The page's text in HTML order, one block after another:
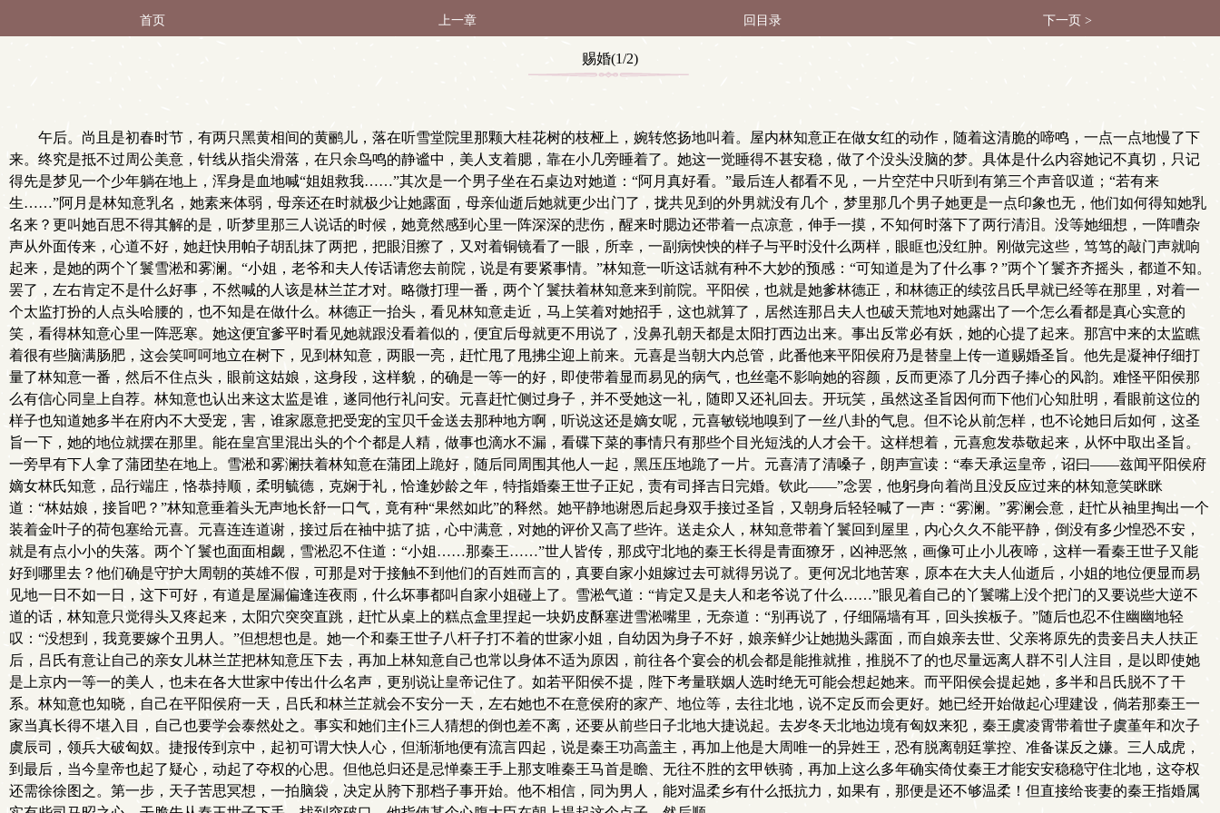
首页 上一章 回目录 下一页 >
赐婚(1/2)
午后。尚且是初春时节，有两只黑黄相间的黄鹂儿，落在听雪堂院里那颗大桂花树的枝桠上，婉转悠扬地叫着。屋内林知意正在做女红的动作，随着这清脆的啼鸣，一点一点地慢了下
来。终究是抵不过周公美意，针线从指尖滑落，在只余鸟鸣的静谧中，美人支着腮，靠在小几旁睡着了。她这一觉睡得不甚安稳，做了个没头没脑的梦。具体是什么内容她记不真切，只记
得先是梦见一个少年躺在地上，浑身是血地喊“姐姐救我……”其次是一个男子坐在石桌边对她道：“阿月真好看。”最后连人都看不见，一片空茫中只听到有第三个声音叹道；“若有来
生……”阿月是林知意乳名，她素来体弱，母亲还在时就极少让她露面，母亲仙逝后她就更少出门了，拢共见到的外男就没有几个，梦里那几个男子她更是一点印象也无，他们如何得知她乳
名来？更叫她百思不得其解的是，听梦里那三人说话的时候，她竟然感到心里一阵深深的悲伤，醒来时腮边还带着一点凉意，伸手一摸，不知何时落下了两行清泪。没等她细想，一阵嘈杂
声从外面传来，心道不好，她赶快用帕子胡乱抹了两把，把眼泪擦了，又对着铜镜看了一眼，所幸，一副病怏怏的样子与平时没什么两样，眼眶也没红肿。刚做完这些，笃笃的敲门声就响
起来，是她的两个丫鬟雪淞和雾澜。“小姐，老爷和夫人传话请您去前院，说是有要紧事情。”林知意一听这话就有种不大妙的预感：“可知道是为了什么事？”两个丫鬟齐齐摇头，都道不知。
罢了，左右肯定不是什么好事，不然喊的人该是林兰芷才对。略微打理一番，两个丫鬟扶着林知意来到前院。平阳侯，也就是她爹林德正，和林德正的续弦吕氏早就已经等在那里，对着一
个太监打扮的人点头哈腰的，也不知是在做什么。林德正一抬头，看见林知意走近，马上笑着对她招手，这也就算了，居然连那吕夫人也破天荒地对她露出了一个怎么看都是真心实意的
笑，看得林知意心里一阵恶寒。她这便宜爹平时看见她就跟没看着似的，便宜后母就更不用说了，没鼻孔朝天都是太阳打西边出来。事出反常必有妖，她的心提了起来。那宫中来的太监瞧
着很有些脑满肠肥，这会笑呵呵地立在树下，见到林知意，两眼一亮，赶忙甩了甩拂尘迎上前来。元喜是当朝大内总管，此番他来平阳侯府乃是替皇上传一道赐婚圣旨。他先是凝神仔细打
量了林知意一番，然后不住点头，眼前这姑娘，这身段，这样貌，的确是一等一的好，即使带着显而易见的病气，也丝毫不影响她的容颜，反而更添了几分西子捧心的风韵。难怪平阳侯那
么有信心同皇上自荐。林知意也认出来这太监是谁，遂同他行礼问安。元喜赶忙侧过身子，并不受她这一礼，随即又还礼回去。开玩笑，虽然这圣旨因何而下他们心知肚明，看眼前这位的
样子也知道她多半在府内不大受宠，害，谁家愿意把受宠的宝贝千金送去那种地方啊，听说这还是嫡女呢，元喜敏锐地嗅到了一丝八卦的气息。但不论从前怎样，也不论她日后如何，这圣
旨一下，她的地位就摆在那里。能在皇宫里混出头的个个都是人精，做事也滴水不漏，看碟下菜的事情只有那些个目光短浅的人才会干。这样想着，元喜愈发恭敬起来，从怀中取出圣旨。
一旁早有下人拿了蒲团垫在地上。雪淞和雾澜扶着林知意在蒲团上跪好，随后同周围其他人一起，黑压压地跪了一片。元喜清了清嗓子，朗声宣读：“奉天承运皇帝，诏曰——兹闻平阳侯府
嫡女林氏知意，品行端庄，恪恭持顺，柔明毓德，克娴于礼，恰逢妙龄之年，特指婚秦王世子正妃，责有司择吉日完婚。钦此——”念罢，他躬身向着尚且没反应过来的林知意笑眯眯
道：“林姑娘，接旨吧？”林知意垂着头无声地长舒一口气，竟有种“果然如此”的释然。她平静地谢恩后起身双手接过圣旨，又朝身后轻轻喊了一声：“雾澜。”雾澜会意，赶忙从袖里掏出一个
装着金叶子的荷包塞给元喜。元喜连连道谢，接过后在袖中掂了掂，心中满意，对她的评价又高了些许。送走众人，林知意带着丫鬟回到屋里，内心久久不能平静，倒没有多少惶恐不安，
就是有点小小的失落。两个丫鬟也面面相觑，雪淞忍不住道：“小姐……那秦王……”世人皆传，那戍守北地的秦王长得是青面獠牙，凶神恶煞，画像可止小儿夜啼，这样一看秦王世子又能
好到哪里去？他们确是守护大周朝的英雄不假，可那是对于接触不到他们的百姓而言的，真要自家小姐嫁过去可就得另说了。更何况北地苦寒，原本在大夫人仙逝后，小姐的地位便显而易
见地一日不如一日，这下可好，有道是屋漏偏逢连夜雨，什么坏事都叫自家小姐碰上了。雪淞气道：“肯定又是夫人和老爷说了什么……”眼见着自己的丫鬟嘴上没个把门的又要说些大逆不
道的话，林知意只觉得头又疼起来，太阳穴突突直跳，赶忙从桌上的糕点盒里捏起一块奶皮酥塞进雪淞嘴里，无奈道：“别再说了，仔细隔墙有耳，回头挨板子。”随后也忍不住幽幽地轻
叹：“没想到，我竟要嫁个丑男人。”但想想也是。她一个和秦王世子八杆子打不着的世家小姐，自幼因为身子不好，娘亲鲜少让她抛头露面，而自娘亲去世、父亲将原先的贵妾吕夫人扶正
后，吕氏有意让自己的亲女儿林兰芷把林知意压下去，再加上林知意自己也常以身体不适为原因，前往各个宴会的机会都是能推就推，推脱不了的也尽量远离人群不引人注目，是以即使她
是上京内一等一的美人，也未在各大世家中传出什么名声，更别说让皇帝记住了。如若平阳侯不提，陛下考量联姻人选时绝无可能会想起她来。而平阳侯会提起她，多半和吕氏脱不了干
系。林知意也知晓，自己在平阳侯府一天，吕氏和林兰芷就会不安分一天，左右她也不在意侯府的家产、地位等，去往北地，说不定反而会更好。她已经开始做起心理建设，倘若那秦王一
家当真长得不堪入目，自己也要学会泰然处之。事实和她们主仆三人猜想的倒也差不离，还要从前些日子北地大捷说起。去岁冬天北地边境有匈奴来犯，秦王虞凌霄带着世子虞堇年和次子
虞辰司，领兵大破匈奴。捷报传到京中，起初可谓大快人心，但渐渐地便有流言四起，说是秦王功高盖主，再加上他是大周唯一的异姓王，恐有脱离朝廷掌控、准备谋反之嫌。三人成虎，
到最后，当今皇帝也起了疑心，动起了夺权的心思。但他总归还是忌惮秦王手上那支唯秦王马首是瞻、无往不胜的玄甲铁骑，再加上这么多年确实倚仗秦王才能安安稳稳守住北地，这夺权
还需徐徐图之。第一步，天子苦思冥想，一拍脑袋，决定从胯下那档子事开始。他不相信，同为男人，能对温柔乡有什么抵抗力，如果有，那便是还不够温柔！但直接给丧妻的秦王指婚属